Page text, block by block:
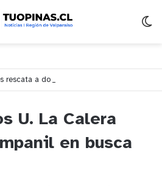
U. La Calera
en busca